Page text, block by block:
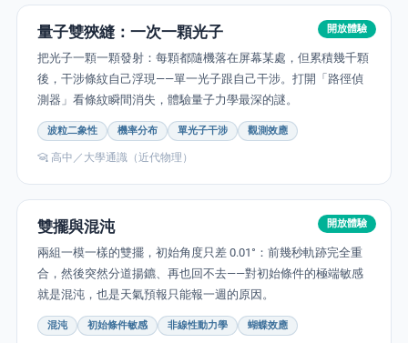
開放體驗
量子雙狹縫：一次一顆光子
把光子一顆一顆發射：每顆都隨機落在屏幕某處，但累積幾千顆
後，干涉條紋自己浮現——單一光子跟自己干涉。打開「路徑偵
測器」看條紋瞬間消失，體驗量子力學最深的謎。
波粒二象性 機率分布 單光子干涉 觀測效應
高中／大學通識（近代物理）
開放體驗
雙擺與混沌
兩組一模一樣的雙擺，初始角度只差 0.01°：前幾秒軌跡完全重
合，然後突然分道揚鑣、再也回不去——對初始條件的極端敏感
就是混沌，也是天氣預報只能報一週的原因。
混沌 初始條件敏感 非線性動力學 蝴蝶效應